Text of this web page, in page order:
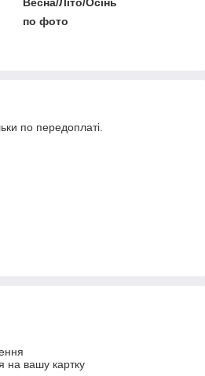
по фото
по передоплаті.
на вашу картку